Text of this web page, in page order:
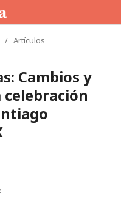
/ Artículos
Cambios y
celebración